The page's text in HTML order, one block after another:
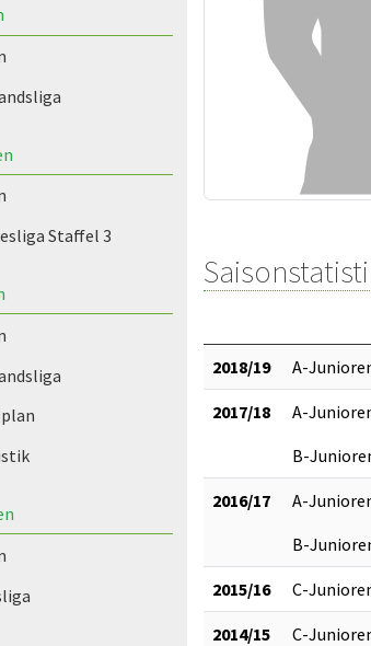
Staffel 3
2018/19 A-
2017/18 A-
B-
2016/17 A-
B-
2015/16 C-
2014/15 C-